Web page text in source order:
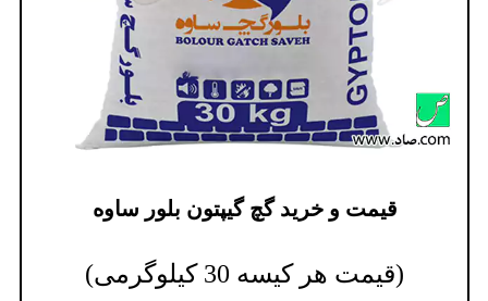
قیمت و خرید گچ گیپتون بلور ساوه
(قیمت هر کیسه 30 کیلوگرمی)